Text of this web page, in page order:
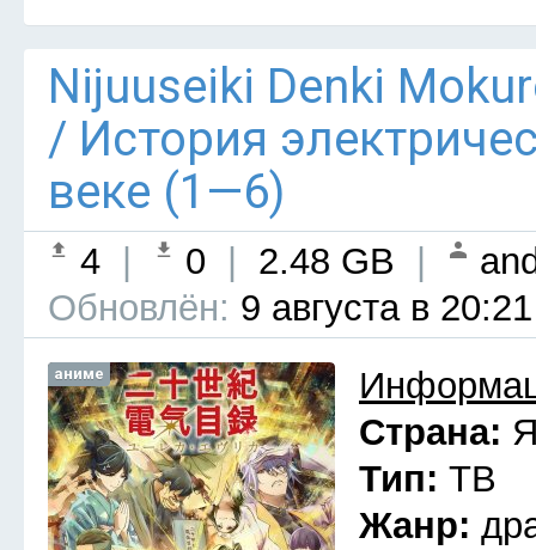
Nijuuseiki Denki
/ История
веке (1—6)
4 0 2.48 GB
Обновлён: 9 августа в 20:21
аниме
Страна:
Тип: ТВ
Жанр: